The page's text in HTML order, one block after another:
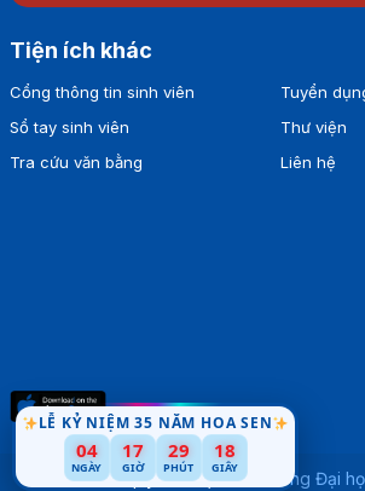
LỄ KỶ NIỆM 35 NĂM HOA SEN
04
NGÀY
17
GIỜ
29
PHÚT
16
GIÂY
Tiện ích khác
Cổng thông tin sinh viên
Sổ tay sinh viên
Tra cứu văn bằng
Tuyển
Thư viện
Liên hệ
Bản quyền thuộc về Trường Đại